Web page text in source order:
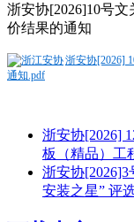
浙安协[2026]10号
价结果的通知
浙安协[2026]
通知.pdf
浙安协[2026]
板（精品）工
浙安协[2026]3
安装之星” 评